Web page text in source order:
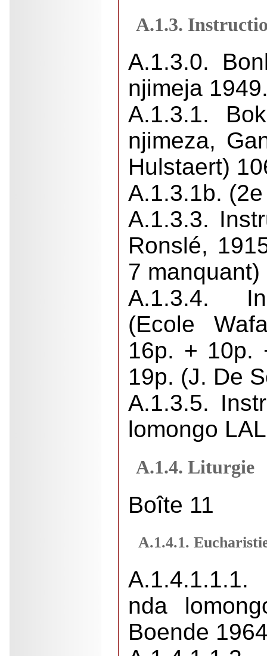
A.1.3.
A.1.3.0.
njimeja
A.1.3.1.
njimeza,
Hulstaert)
A.1.3.1b.
A.1.3.3.
Ronslé,
7 manquant)
A.1.3.4.
(Ecole
16p. + 10p.
19p. (J. De
A.1.3.5.
lomongo
A.1.4. Liturgie
Boîte 11
A.1.4.1.
nda
Boende